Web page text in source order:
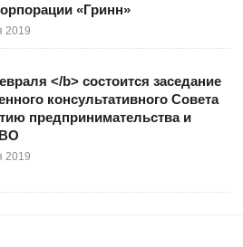
«Гринн»
2019
</b> состоится заседание
консультативного Совета
предпринимательства и
2019